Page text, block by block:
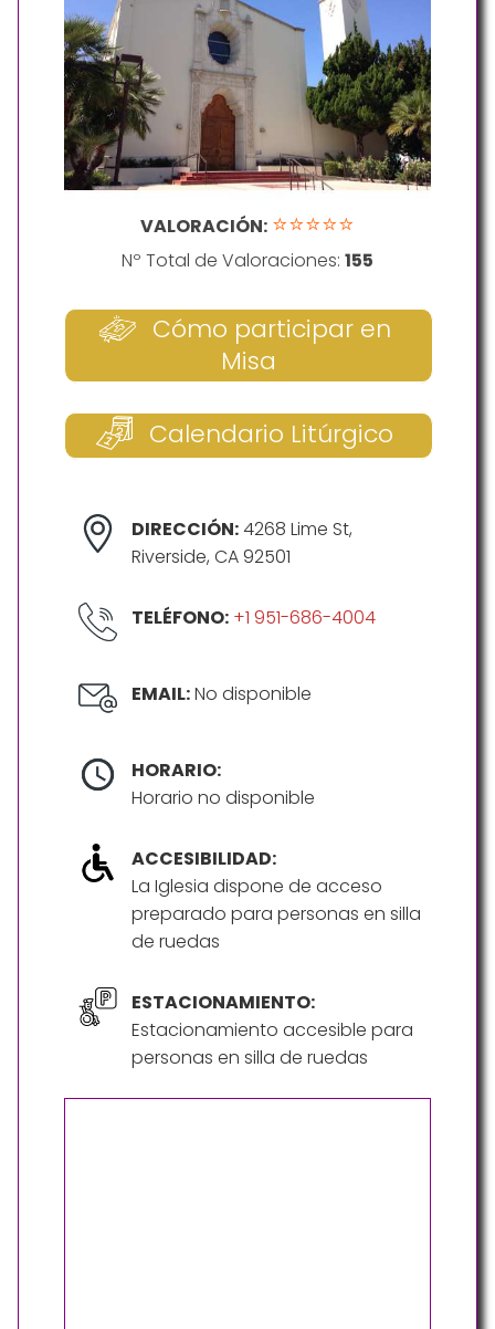
VALORACIÓN: ⭐⭐⭐⭐⭐
Nº Total de Valoraciones: 155
Cómo participar en
Misa
Calendario Litúrgico
DIRECCIÓN:4268 Lime St,
Riverside, CA 92501
TELÉFONO: +1 951-686-4004
EMAIL:No disponible
HORARIO:
Horario no disponible
ACCESIBILIDAD:
La Iglesia dispone de acceso
preparado para personas en silla
de ruedas
ESTACIONAMIENTO:
Estacionamiento accesible para
personas en silla de ruedas